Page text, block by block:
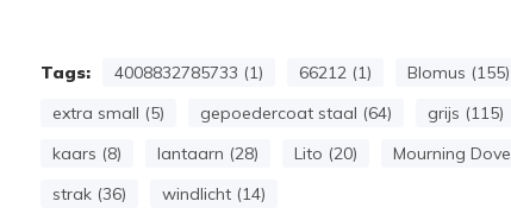
Tags: 4008832785733 (1) 66212 (1) Blomus (155)
extra small (5)
gepoedercoat staal (64) grijs (115)
kaars (8)
lantaarn (28) Lito (20) Mourning
strak (36)
windlicht (14)